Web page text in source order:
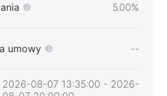
5.00%
umowy --
2026-08-07 13:35:00 - 2026-